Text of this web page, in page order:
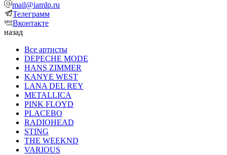
mail@iamlp.ru
Телеграмм
Вконтакте
назад
Все артисты
DEPECHE MODE
HANS ZIMMER
KANYE WEST
LANA DEL REY
METALLICA
PINK FLOYD
PLACEBO
RADIOHEAD
STING
THE WEEKND
VARIOUS